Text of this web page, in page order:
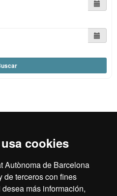
cookies
Autònoma de Barcelona
de terceros con fines
más información,
HR
Política de privacidad